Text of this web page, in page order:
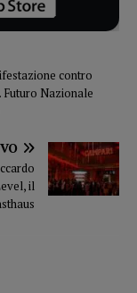
contro
Futuro Nazionale
il